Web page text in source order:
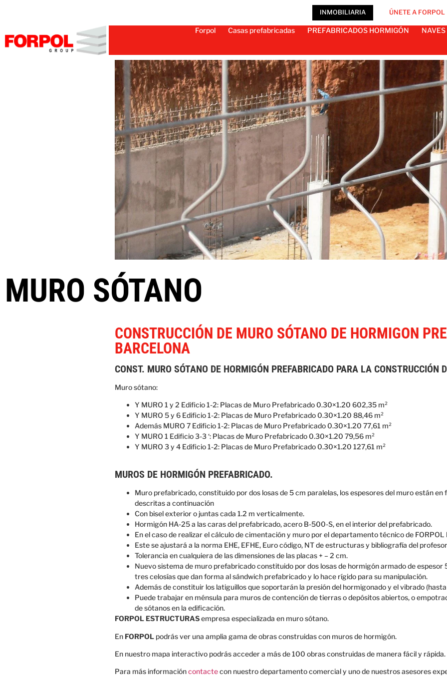
INMOBILIARIA ÚNETE A FORPOL
Forpol Casas prefabricadas PREFABRICADOS HORMIGÓN
MURO SÓTANO
CONSTRUCCIÓN DE MURO SÓTANO DE HORMIGON
BARCELONA
CONST. MURO SÓTANO DE HORMIGÓN PREFABRICADO PARA LA CONSTRUCCIÓN
Muro sótano:
Y MURO 1 y 2 Edificio 1-2: Placas de Muro Prefabricado 0.30×1.20 602,35 m²
Y MURO 5 y 6 Edificio 1-2: Placas de Muro Prefabricado 0.30×1.20 88,46 m²
Además MURO 7 Edificio 1-2: Placas de Muro Prefabricado 0.30×1.20 77,61 m²
Y MURO 1 Edificio 3-3 ‘: Placas de Muro Prefabricado 0.30×1.20 79,56 m²
Y MURO 3 y 4 Edificio 1-2: Placas de Muro Prefabricado 0.30×1.20 127,61 m²
MUROS DE HORMIGÓN PREFABRICADO.
Muro prefabricado, constituido por dos losas de 5 cm paralelas, los espesores del muro están
descritas a continuación
Con bisel exterior o juntas cada 1.2 m verticalmente.
Hormigón HA-25 a las caras del prefabricado, acero B-500-S, en el interior del prefabricado.
En el caso de realizar el cálculo de cimentación y muro por el departamento técnico de FORPOL
Este se ajustará a la norma EHE, EFHE, Euro código, NT de estructuras y bibliografía del
Tolerancia en cualquiera de las dimensiones de las placas + – 2 cm.
Nuevo sistema de muro prefabricadoconstituido por dos losasde hormigónarmadode espesor
trescelosíasque dan forma alsándwich prefabricadoy lo hace rígido para su manipulación.
Además deconstituir los latiguillosque soportarán la presión del hormigonadoy elvibrado (
Puede trabajar en ménsula para muros decontenciónde tierras odepósitosabiertos,o
desótanosen la edificación.
FORPOL ESTRUCTURASempresa especializada en muro sótano.
En FORPOL podrás ver una amplia gama de obras construidas con muros de hormigón.
En nuestro mapa interactivo podrás acceder a más de 100 obras construidas de manera fácil y rápida.
Para más informacióncontactecon nuestro departamento comercial y uno de nuestros asesores